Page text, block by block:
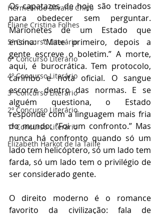
Hermelindo Silvano Chico
Eliane Cristina Folhes
5º Concurso Literário
6º Concurso Literário
4º Concurso Literário
3º Concurso Literário
2º Concurso Literário
1º Concurso Literário
Elizabeth Harkot de la Taille
Os capatazes de hoje são treinados
para obedecer sem perguntar.
Marionetes de um Estado que
ensina: “Mate primeiro, depois a
gente escreve o boletim.” A morte,
aqui, é burocrática. Tem protocolo,
carimbo e nota oficial. O sangue
escorre dentro das normas. E se
alguém questiona, o Estado
responde com a linguagem mais fria
do mundo: “Foi um confronto.” Mas
nunca há confronto quando só um
lado tem helicóptero, só um lado tem
farda, só um lado tem o privilégio de
ser considerado gente.
O direito moderno é o romance
favorito da civilização: fala de